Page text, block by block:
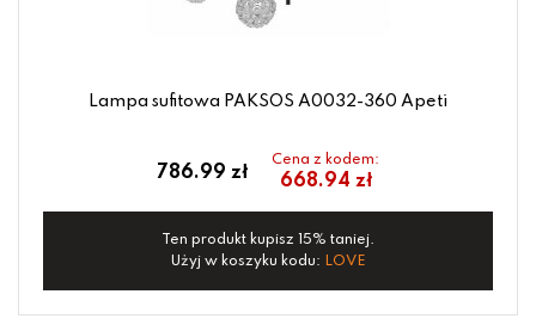
Lampa sufitowa PAKSOS A0032-360 Apeti
786.99 zł
Cena z kodem:
668.94 zł
Ten produkt kupisz 15% taniej.
Użyj w koszyku kodu: LOVE